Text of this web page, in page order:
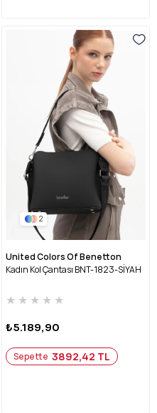
2
United Colors Of Benetton
Kadın Kol Çantası BNT-1823-SİYAH
★ ★ ★ ★ ★
₺5.189,90
Sepette 3892,42 TL